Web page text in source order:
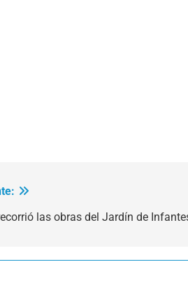
las obras del Jardín de